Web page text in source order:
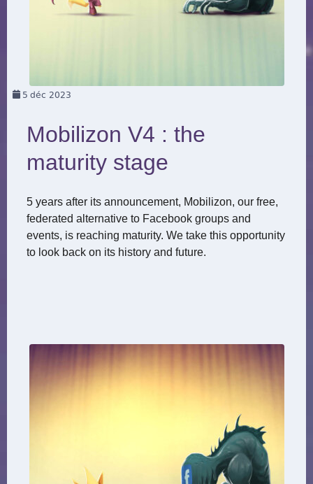
5 déc 2023
Mobilizon V4 : the
maturity stage
5 years after its announcement, Mobilizon, our free,
federated alternative to Facebook groups and
events, is reaching maturity. We take this opportunity
to look back on its history and future.